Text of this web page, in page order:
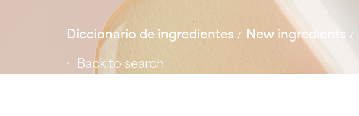
Diccionario de ingredientes New ingredients
Back to search